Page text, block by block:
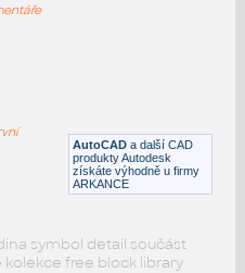
AutoCAD a další CAD
produkty Autodesk
získáte výhodně u firmy
ARKANCE
symbol detail součást
kolekce free block library